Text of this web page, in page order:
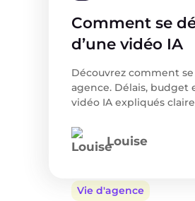
Comment se
d’une vidéo IA
Découvrez comment
agence. Délais, budget
vidéo IA expliqués
Louise
encore sous
média
IA
3 min
pour anticiper le
2026
Vie d'agence